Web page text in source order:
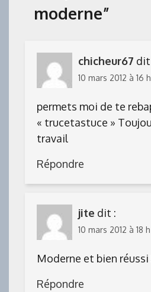
moderne”
chicheur67 dit
10 mars 2012 à 16
permets moi de te
« trucetastuce »
travail
Répondre
jite dit :
10 mars 2012 à 18
Moderne et bien réussi
Répondre